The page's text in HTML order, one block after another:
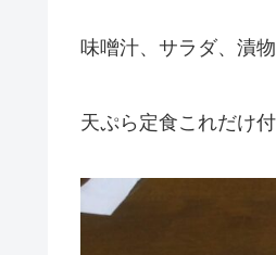
味噌汁、サラダ、漬
天ぷら定食これだけ